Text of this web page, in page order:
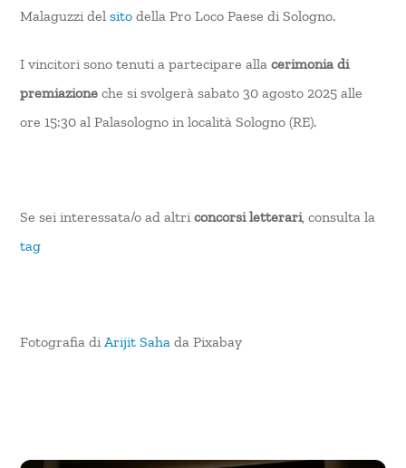
Malaguzzi delsito della Pro Loco Paese di Sologno.
I vincitori sono tenuti a partecipare allacerimonia di
premiazione che si svolgerà sabato 30 agosto 2025 alle
ore 15:30 al Palasologno in località Sologno (RE).
Se sei interessata/o ad altriconcorsi letterari, consulta la
tag
Fotografia diArijit Saha da Pixabay